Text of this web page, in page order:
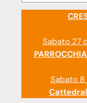
Sabato 27
Sabato